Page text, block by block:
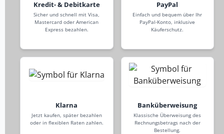
Kredit- & Debitkarte
Sicher und schnell mit Visa,
Mastercard oder American
Express bezahlen.
PayPal
Einfach und bequem über Ihr
PayPal-Konto, inklusive
Käuferschutz.
Klarna
Jetzt kaufen, später bezahlen
oder in flexiblen Raten zahlen.
Banküberweisung
Klassische Überweisung des
Rechnungsbetrags nach der
Bestellung.